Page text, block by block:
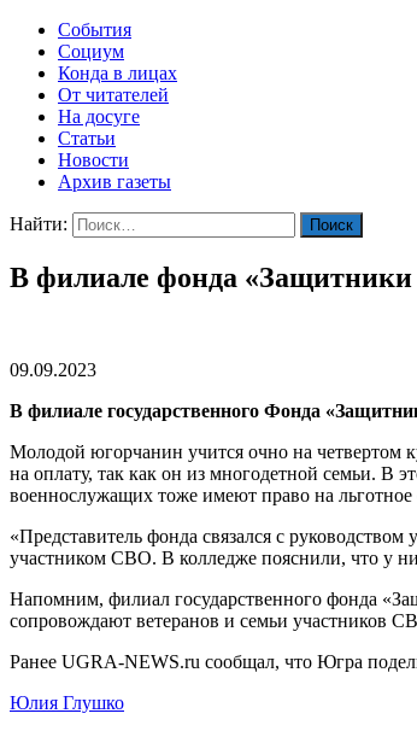
События
Социум
Конда в лицах
От читателей
На досуге
Статьи
Новости
Архив газеты
Найти:
В филиале фонда «Защитники
09.09.2023
В филиале государственного Фонда
Молодой югорчанин учится очно на четвертом
на оплату, так как он из многодетной семьи. В
военнослужащих тоже имеют право на льготное
«Представитель фонда связался с
участником СВО. В колледже пояснили, что у
Напомним, филиал государственного фонда
сопровождают ветеранов и семьи участников
Ранее UGRA-NEWS.ru сообщал, что Югра
Юлия Глушко